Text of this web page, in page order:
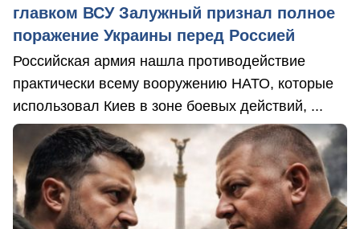
главком ВСУ Залужный признал полное
поражение Украины перед Россией
Российская армия нашла противодействие
практически всему вооружению НАТО, которые
использовал Киев в зоне боевых действий, ...